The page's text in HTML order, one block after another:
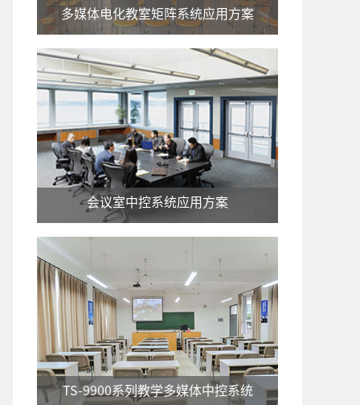
多媒体电化教室矩阵系统应用方案
会议室中控系统应用方案
TS-9900系列教学多媒体中控系统